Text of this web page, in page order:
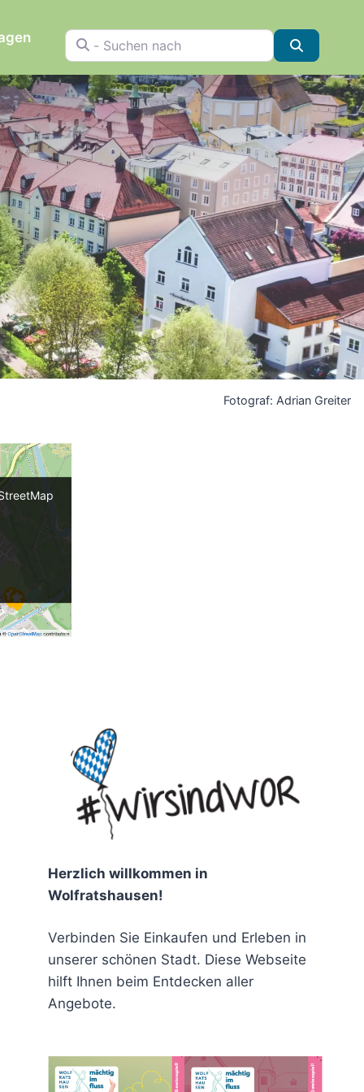
- Suchen nach
Fotograf: Adrian Greiter
Herzlich willkommen in
Wolfratshausen!
Verbinden Sie Einkaufen und Erleben in
unserer schönen Stadt. Diese Webseite
hilft Ihnen beim Entdecken aller
Angebote.